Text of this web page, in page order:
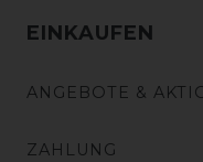
EINKAUFEN
ANGEBOTE &
ZAHLUNG